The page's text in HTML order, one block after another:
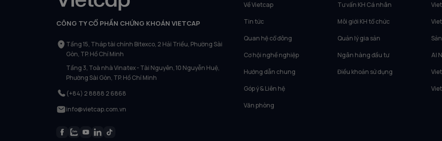
CÔNG TY CỔ PHẦN CHỨNG KHOÁN VIETCAP
Tầng 15, Tháp tài chính Bitexco, 2 Hải Triều, Phường Sài
Gòn, TP. Hồ Chí Minh
Tầng 3, Toà nhà Vinatex - Tài Nguyên, 10 Nguyễn Huệ,
Phường Sài Gòn, TP. Hồ Chí Minh
(+84) 2 8888 2 6868
info@vietcap.com.vn
Về Vietcap
Tin tức
Quan hệ cổ đông
Cơ hội nghề nghiệp
Hướng dẫn chung
Góp ý & Liên hệ
Văn phòng
Tư vấn KH Cá nhân
Môi giới KH tổ chức
Quản lý gia sản
Ngân hàng đầu tư
Điều khoản sử dụng
AI